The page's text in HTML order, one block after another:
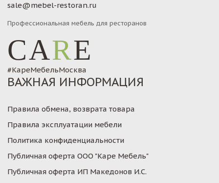
sale@mebel-restoran.ru
Профессиональная мебель для ресторанов
CARE
#КареМебельМосква
ВАЖНАЯ ИНФОРМАЦИЯ
Правила обмена, возврата товара
Правила эксплуатации мебели
Политика конфиденциальности
Публичная оферта ООО "Каре Мебель"
Публичная оферта ИП Македонов И.С.